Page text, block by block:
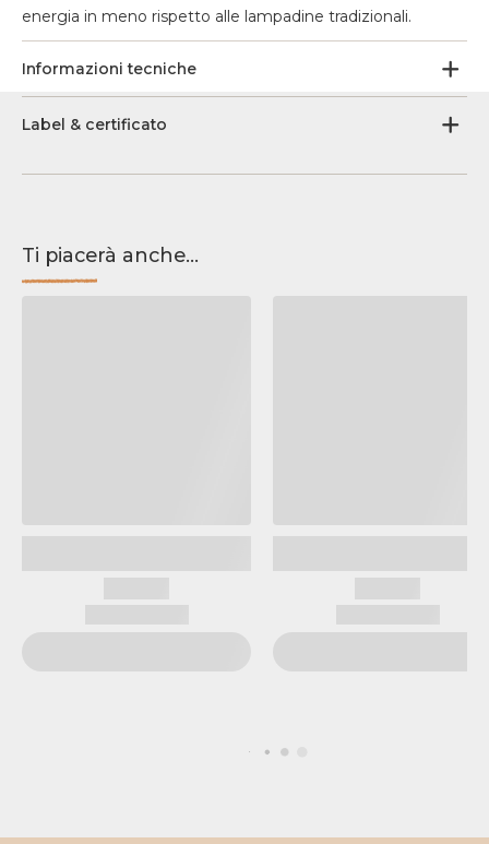
energia in meno rispetto alle lampadine tradizionali.
Informazioni tecniche
Label & certificato
Ti piacerà anche...